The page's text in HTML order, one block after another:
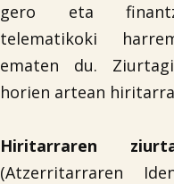
gero eta
telematikoki
ematen du.
horien artean
Hiritarraren
(Atzerritarraren